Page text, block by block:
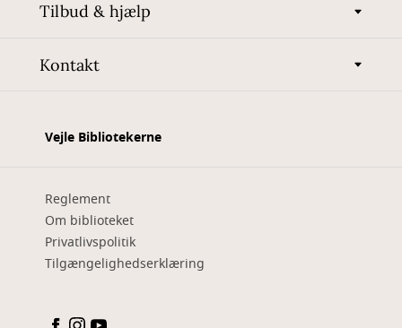
Tilbud & hjælp
Kontakt
Vejle Bibliotekerne
Reglement
Om biblioteket
Privatlivspolitik
Tilgængelighedserklæring